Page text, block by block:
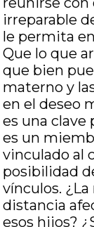
irreparable
le permita
Que lo que
que bien
materno y
en el deseo
es una clave
es un
vinculado al
posibilidad
vínculos.
distancia
esos hijos?